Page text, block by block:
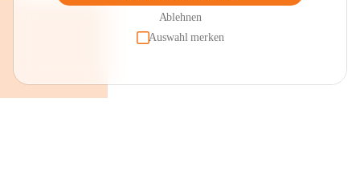
Ablehnen
Auswahl merken